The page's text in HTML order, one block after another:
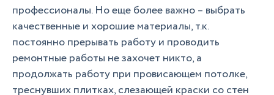
профессионалы. Но еще более важно – выбрать
качественные и хорошие материалы, т.к.
постоянно прерывать работу и проводить
ремонтные работы не захочет никто, а
продолжать работу при провисающем потолке,
треснувших плитках, слезающей краски со стен